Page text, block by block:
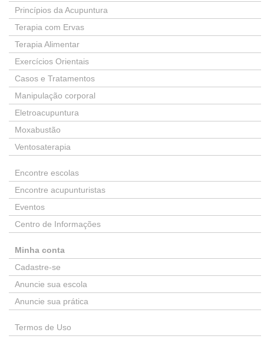
Princípios da Acupuntura
Terapia com Ervas
Terapia Alimentar
Exercícios Orientais
Casos e Tratamentos
Manipulação corporal
Eletroacupuntura
Moxabustão
Ventosaterapia
Encontre escolas
Encontre acupunturistas
Eventos
Centro de Informações
Minha conta
Cadastre-se
Anuncie sua escola
Anuncie sua prática
Termos de Uso